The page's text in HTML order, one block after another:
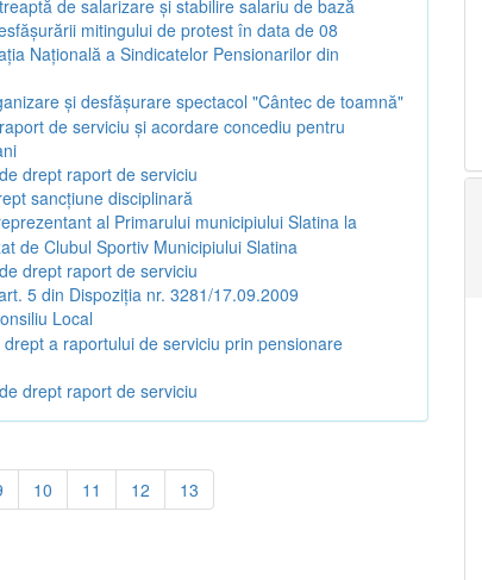
de salarizare şi stabilire salariu de bază
mitingului de protest în data de 08
Naţională a Sindicatelor Pensionarilor din
şi desfăşurare spectacol "Cântec de toamnă"
de serviciu şi acordare concediu pentru
drept raport de serviciu
sancţiune disciplinară
al Primarului municipiului Slatina la
de Clubul Sportiv Municipiului Slatina
drept raport de serviciu
5 din Dispoziţia nr. 3281/17.09.2009
Local
a raportului de serviciu prin pensionare
drept raport de serviciu
10 11 12 13